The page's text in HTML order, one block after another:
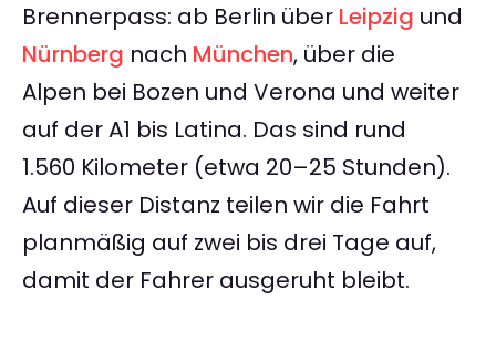
Brennerpass: ab Berlin über Leipzig und
Nürnberg nach München, über die
Alpen bei Bozen und Verona und weiter
auf der A1 bis Latina. Das sind rund
1.560 Kilometer (etwa 20–25 Stunden).
Auf dieser Distanz teilen wir die Fahrt
planmäßig auf zwei bis drei Tage auf,
damit der Fahrer ausgeruht bleibt.